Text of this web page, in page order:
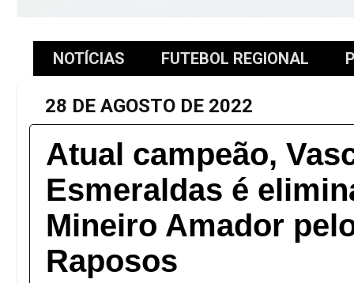
NOTÍCIAS FUTEBOL REGIONAL
28 DE AGOSTO DE 2022
Atual campeão,
Esmeraldas é
Mineiro Amador
Raposos